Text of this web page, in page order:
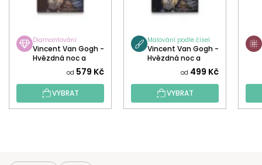
Diamantování
Vincent Van Gogh -
Hvězdná noc a
od 579 Kč
VYBRAT
Malování podle čísel
Vincent Van Gogh -
Hvězdná noc a
od 499 Kč
VYBRAT